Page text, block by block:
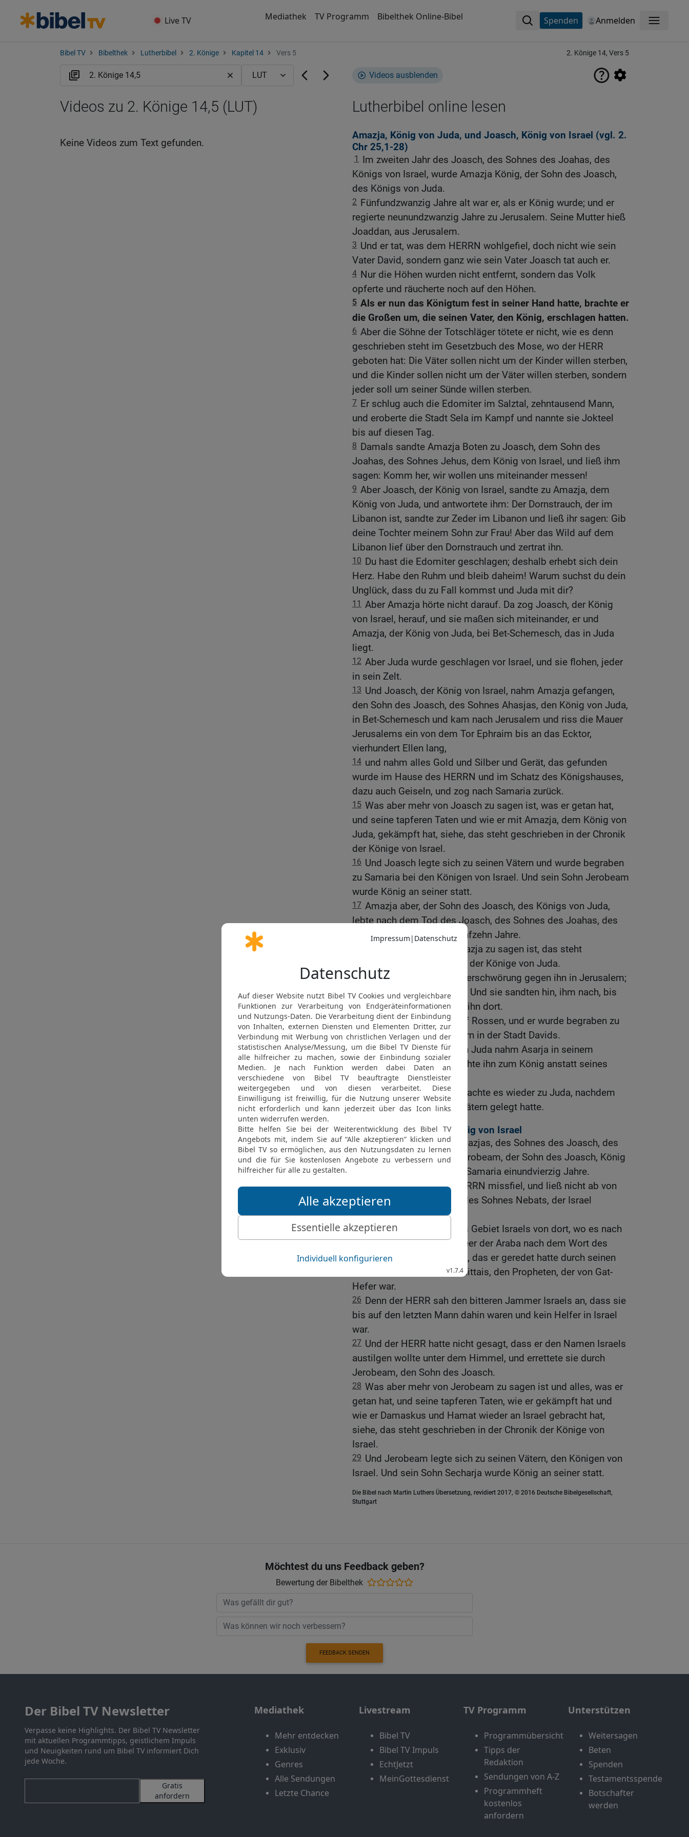
Live TV Mediathek TV Programm Bibelthek Online-Bibel Spenden Anmelden Menü
Bibel TV Bibelthek Lutherbibel 2. Könige Kapitel 14 Vers 5 2. Könige 14, Vers 5
Videos ausblenden
Lutherbibel online lesen
Amazja, König von Juda, und Joasch, König von Israel (vgl. 2.
Chr 25,1-28)
1
Im zweiten Jahr des Joasch, des Sohnes des Joahas, des
Königs von Israel, wurde Amazja König, der Sohn des Joasch,
des Königs von Juda.
2 Fünfundzwanzig Jahre alt war er, als er König wurde; und er
regierte neunundzwanzig Jahre zu Jerusalem. Seine Mutter hieß
Joaddan, aus Jerusalem.
3 Und er tat, was dem HERRN wohlgefiel, doch nicht wie sein
Vater David, sondern ganz wie sein Vater Joasch tat auch er.
4 Nur die Höhen wurden nicht entfernt, sondern das Volk
opferte und räucherte noch auf den Höhen.
5 Als er nun das Königtum fest in seiner Hand hatte, brachte er
die Großen um, die seinen Vater, den König, erschlagen hatten.
6 Aber die Söhne der Totschläger tötete er nicht, wie es denn
geschrieben steht im Gesetzbuch des Mose, wo der HERR
geboten hat: Die Väter sollen nicht um der Kinder willen sterben,
und die Kinder sollen nicht um der Väter willen sterben, sondern
jeder soll um seiner Sünde willen sterben.
7 Er schlug auch die Edomiter im Salztal, zehntausend Mann,
und eroberte die Stadt Sela im Kampf und nannte sie Jokteel
bis auf diesen Tag.
8 Damals sandte Amazja Boten zu Joasch, dem Sohn des
Joahas, des Sohnes Jehus, dem König von Israel, und ließ ihm
sagen: Komm her, wir wollen uns miteinander messen!
9 Aber Joasch, der König von Israel, sandte zu Amazja, dem
König von Juda, und antwortete ihm: Der Dornstrauch, der im
Libanon ist, sandte zur Zeder im Libanon und ließ ihr sagen: Gib
deine Tochter meinem Sohn zur Frau! Aber das Wild auf dem
Libanon lief über den Dornstrauch und zertrat ihn.
10 Du hast die Edomiter geschlagen; deshalb erhebt sich dein
Herz. Habe den Ruhm und bleib daheim! Warum suchst du dein
Unglück, dass du zu Fall kommst und Juda mit dir?
11 Aber Amazja hörte nicht darauf. Da zog Joasch, der König
von Israel, herauf, und sie maßen sich miteinander, er und
Amazja, der König von Juda, bei Bet-Schemesch, das in Juda
liegt.
12 Aber Juda wurde geschlagen vor Israel, und sie flohen, jeder
in sein Zelt.
13 Und Joasch, der König von Israel, nahm Amazja gefangen,
den Sohn des Joasch, des Sohnes Ahasjas, den König von Juda,
in Bet-Schemesch und kam nach Jerusalem und riss die Mauer
Jerusalems ein von dem Tor Ephraim bis an das Ecktor,
vierhundert Ellen lang,
14 und nahm alles Gold und Silber und Gerät, das gefunden
wurde im Hause des HERRN und im Schatz des Königshauses,
dazu auch Geiseln, und zog nach Samaria zurück.
15 Was aber mehr von Joasch zu sagen ist, was er getan hat,
und seine tapferen Taten und wie er mit Amazja, dem König von
Juda, gekämpft hat, siehe, das steht geschrieben in der Chronik
der Könige von Israel.
16 Und Joasch legte sich zu seinen Vätern und wurde begraben
zu Samaria bei den Königen von Israel. Und sein Sohn Jerobeam
wurde König an seiner statt.
17 Amazja aber, der Sohn des Joasch, des Königs von Juda,
lebte nach dem Tod des Joasch, des Sohnes des Joahas, des
Königs von Israel, noch fünfzehn Jahre.
Was aber mehr von Amazja zu sagen ist, das steht
geschrieben in der Chronik der Könige von Juda.
19 Und sie machten eine Verschwörung gegen ihn in Jerusalem;
er aber floh nach Lachisch. Und sie sandten hin, ihm nach, bis
nach Lachisch und töteten ihn dort.
20 Und sie brachten ihn auf Rossen, und er wurde begraben zu
Jerusalem bei seinen Vätern in der Stadt Davids.
21 Und das ganze Volk von Juda nahm Asarja in seinem
sechzehnten Jahr und machte ihn zum König anstatt seines
Vaters Amazja.
22 Er baute Elat aus und brachte es wieder zu Juda, nachdem
der König sich zu seinen Vätern gelegt hatte.
Jerobeam der Zweite, König von Israel
23 Im fünfzehnten Jahr Amazjas, des Sohnes des Joasch, des
Königs von Juda, wurde Jerobeam, der Sohn des Joasch, König
über Israel und regierte zu Samaria einundvierzig Jahre.
24 Und er tat, was dem HERRN missfiel, und ließ nicht ab von
allen Sünden Jerobeams, des Sohnes Nebats, der Israel
sündigen machte.
25 Er stellte wieder her das Gebiet Israels von dort, wo es nach
Hamat geht, bis an das Meer der Araba nach dem Wort des
HERRN, des Gottes Israels, das er geredet hatte durch seinen
Knecht Jona, den Sohn Amittais, den Propheten, der von Gat-
Hefer war.
26 Denn der HERR sah den bitteren Jammer Israels an, dass sie
bis auf den letzten Mann dahin waren und kein Helfer in Israel
war.
27 Und der HERR hatte nicht gesagt, dass er den Namen Israels
austilgen wollte unter dem Himmel, und errettete sie durch
Jerobeam, den Sohn des Joasch.
28 Was aber mehr von Jerobeam zu sagen ist und alles, was er
getan hat, und seine tapferen Taten, wie er gekämpft hat und
wie er Damaskus und Hamat wieder an Israel gebracht hat,
siehe, das steht geschrieben in der Chronik der Könige von
Israel.
29 Und Jerobeam legte sich zu seinen Vätern, den Königen von
Israel. Und sein Sohn Secharja wurde König an seiner statt.
Die Bibel nach Martin Luthers Übersetzung, revidiert 2017, © 2016 Deutsche Bibelgesellschaft,
Stuttgart
Videos zu 2. Könige 14,5 (LUT)
Keine Videos zum Text gefunden.
Möchtest du uns Feedback geben?
Bewertung der Bibelthek
FEEDBACK SENDEN
Der Bibel TV Newsletter
Verpasse keine Highlights. Der Bibel TV Newsletter
mit aktuellen Programmtipps, geistlichem Impuls
und Neuigkeiten rund um Bibel TV informiert Dich
jede Woche.
Gratis
anfordern
Mediathek
Mehr entdecken
Exklusiv
Genres
Alle Sendungen
Letzte Chance
Livestream
Bibel TV
Bibel TV Impuls
EchtJetzt
MeinGottesdienst
TV Programm
Programmübersicht
Tipps der
Redaktion
Sendungen von A-Z
Programmheft
kostenlos
anfordern
Unterstützen
Weitersagen
Beten
Spenden
Testamentsspende
Botschafter
werden